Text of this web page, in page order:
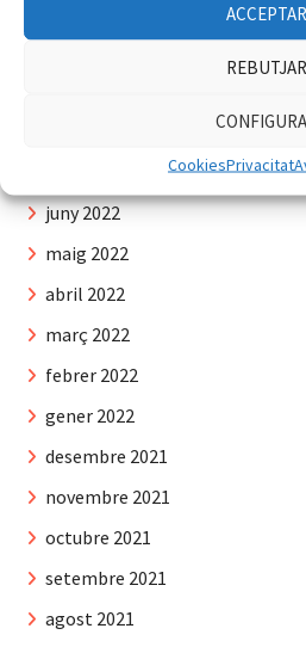
ACCEPTAR
REBUTJAR
CookiesPrivacitat
juny 2022
maig 2022
abril 2022
març 2022
febrer 2022
gener 2022
desembre 2021
novembre 2021
octubre 2021
setembre 2021
agost 2021